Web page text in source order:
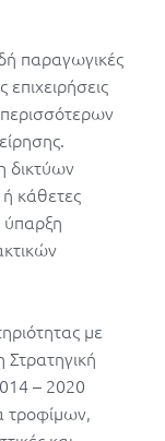
παραγωγικές
δικτύων
ή κάθετες
ύπαρξη
με
Στρατηγική
– 2020
τροφίμων,